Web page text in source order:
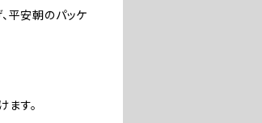
平安朝のパッケ
す。